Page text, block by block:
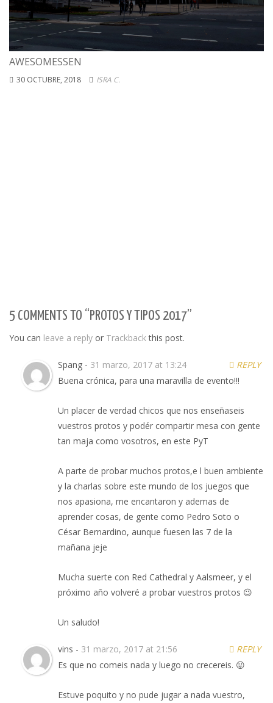
AWESOMESSEN
30 OCTUBRE, 2018 ISRA C.
5 COMMENTS TO “PROTOS Y TIPOS 2017”
You can leave a reply or Trackbackthis post.
Spang - 31 marzo, 2017 at 13:24
REPLY
Buena crónica, para una maravilla de evento!!!
Un placer de verdad chicos que nos enseñaseis
vuestros protos y podér compartir mesa con gente
tan maja como vosotros, en este PyT
A parte de probar muchos protos,e l buen ambiente
y la charlas sobre este mundo de los juegos que
nos apasiona, me encantaron y ademas de
aprender cosas, de gente como Pedro Soto o
César Bernardino, aunque fuesen las 7 de la
mañana jeje
Mucha suerte con Red Cathedral y Aalsmeer, y el
próximo año volveré a probar vuestros protos 😉
Un saludo!
vins - 31 marzo, 2017 at 21:56
REPLY
Es que no comeis nada y luego no crecereis. 😛
Estuve poquito y no pude jugar a nada vuestro,